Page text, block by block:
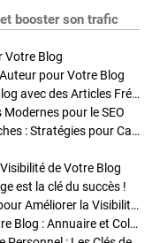
booster son trafic
Votre Blog
pour Votre Blog
Stratégies de Publication : Boostez Votre Blog avec des Articles Fréquents et Exclusifs
pour le SEO
Enrichir Vos Articles avec des Contenus Riches : Stratégies pour Captiver et Optimiser
de Votre Blog
est la clé du succès !
Optimisation SEO des Articles : Stratégies pour Améliorer la Visibilité de Votre Blog
Stratégies pour améliorer la visibilité de votre Blog : Annuaire et Collaborations